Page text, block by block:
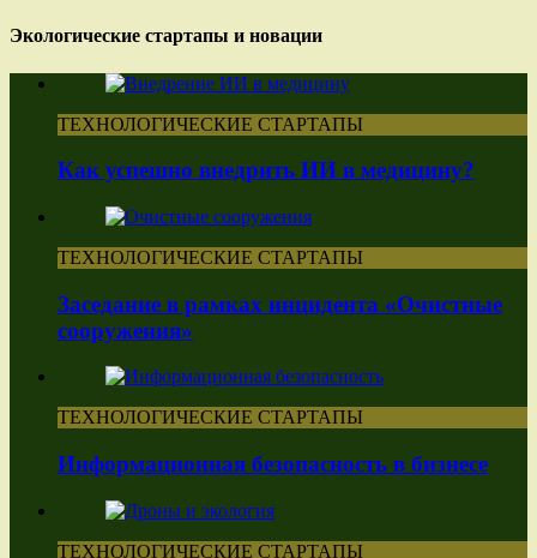
Экологические стартапы и новации
ТЕХНОЛОГИЧЕСКИЕ СТАРТАПЫ
Как успешно внедрить ИИ в медицину?
ТЕХНОЛОГИЧЕСКИЕ СТАРТАПЫ
Заседание в рамках инцидента «Очистные
сооружения»
ТЕХНОЛОГИЧЕСКИЕ СТАРТАПЫ
Информационная безопасность в бизнесе
ТЕХНОЛОГИЧЕСКИЕ СТАРТАПЫ